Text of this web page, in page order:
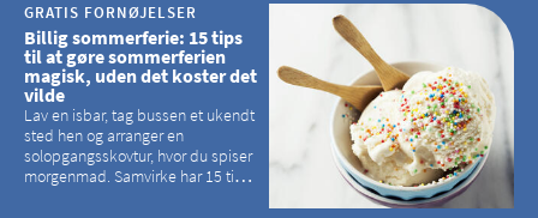
GRATIS FORNØJELSER
Billig sommerferie: 15 tips
til at gøre sommerferien
magisk, uden det koster det
vilde
Lav en isbar, tag bussen et ukendt
sted hen og arranger en
solopgangsskovtur, hvor du spiser
morgenmad. Samvirke har 15 tips